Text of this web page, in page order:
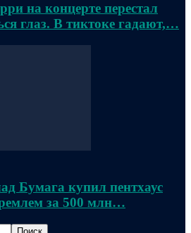
на концерте перестал
глаз. В тиктоке гадают,…
Бумага купил пентхаус
за 500 млн…